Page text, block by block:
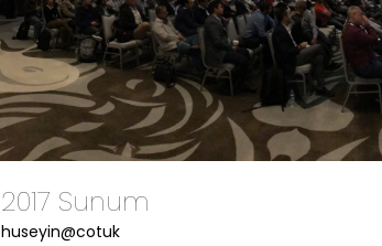
2017 Sunum
huseyin@cotuk